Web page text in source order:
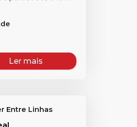
Ler mais
Entre Linhas